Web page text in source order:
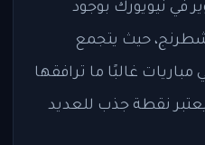
في نيويورك بوجود
حيث يتجمع
مباريات غالبًا ما ترافقها
نقطة جذب للعديد